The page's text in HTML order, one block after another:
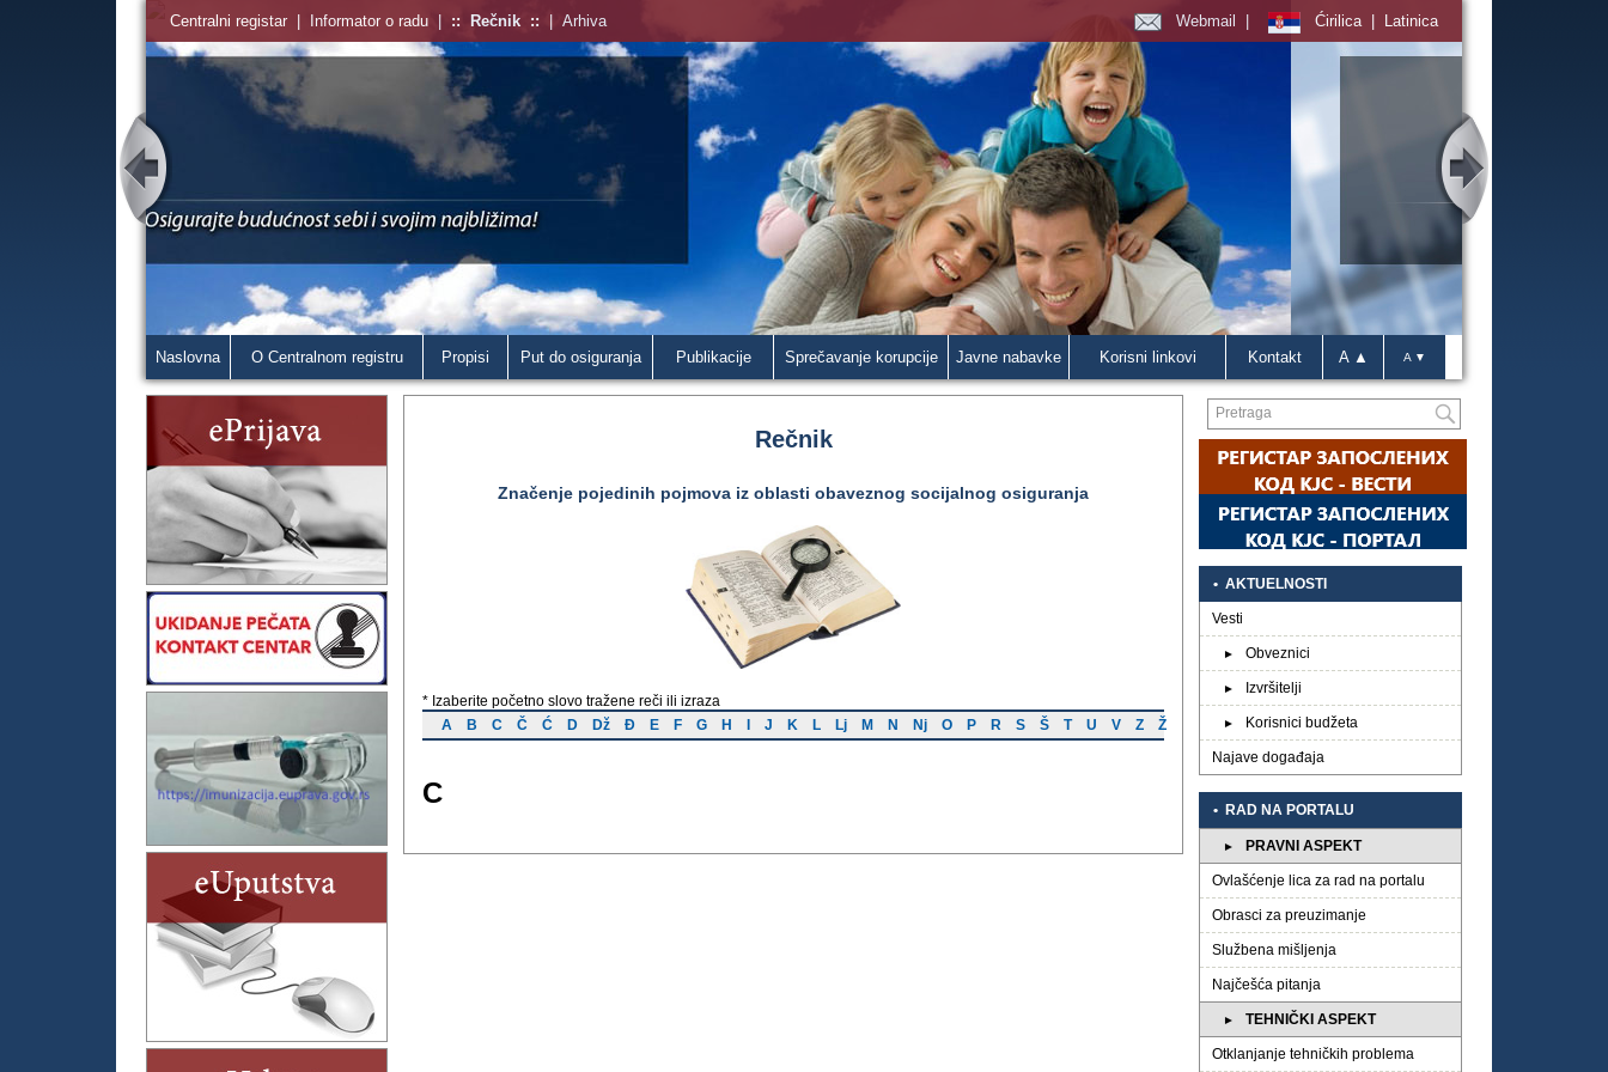
Centralni registar Informator o radu :: Rečnik :: Arhiva Webmail Ćirilica| Latinica
Naslovna O Centralnom registru Propisi Put do osiguranja Publikacije Sprečavanje korupcije Javne nabavke Korisni linkovi Kontakt A ▲ A ▼
Rečnik
Značenje pojedinih pojmova iz oblasti obaveznog socijalnog osiguranja
* Izaberite početno slovo tražene reči ili izraza
A
B C Č Ć D Dž Đ E F G H I J K L Lj M N Nj O P R S Š T U V Z Ž
C
• AKTUELNOSTI
Vesti
► Obveznici
► Izvršitelji
► Korisnici budžeta
Najave događaja
• RAD NA PORTALU
► PRAVNI ASPEKT
Ovlašćenje lica za rad na portalu
Obrasci za preuzimanje
Službena mišljenja
Najčešća pitanja
► TEHNIČKI ASPEKT
Otklanjanje tehničkih problema